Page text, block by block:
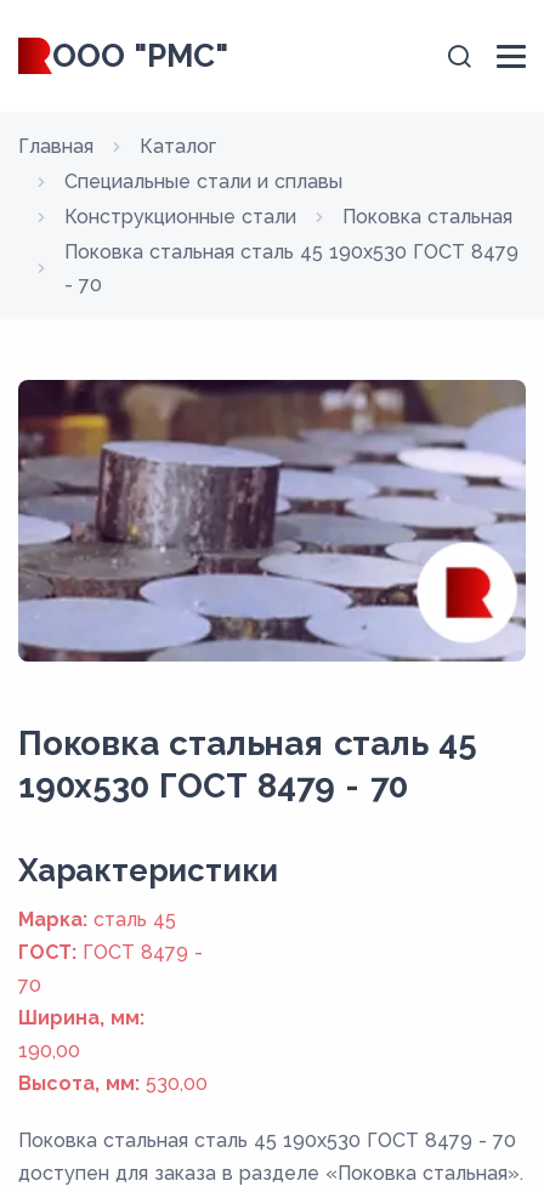
ООО "РМС"
Главная
Каталог
Специальные стали и сплавы
Конструкционные стали
Поковка стальная
Поковка стальная сталь 45 190x530 ГОСТ 8479
- 70
Поковка стальная сталь 45
190x530 ГОСТ 8479 - 70
Xарактеристики
Марка: сталь 45
ГОСТ: ГОСТ 8479 -
70
Ширина, мм:
190,00
Высота, мм: 530,00
Поковка стальная сталь 45 190x530 ГОСТ 8479 - 70
доступен для заказа в разделе «Поковка стальная».